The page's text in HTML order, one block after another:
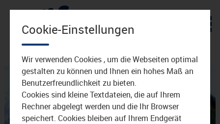
Cookie-Einstellungen
Wir verwenden Cookies , um die Webseiten optimal
gestalten zu können und Ihnen ein hohes Maß an
Benutzerfreundlichkeit zu bieten.
Cookies sind kleine Textdateien, die auf Ihrem
Rechner abgelegt werden und die Ihr Browser
speichert. Cookies bleiben auf Ihrem Endgerät